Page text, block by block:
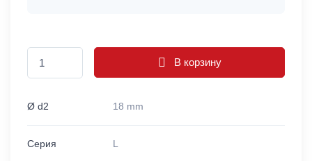
В корзину
Ø d2 18 mm
Серия L